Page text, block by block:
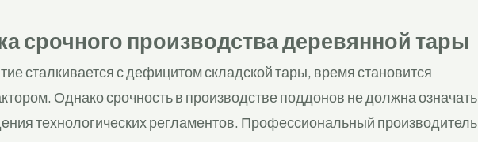
срочного производства деревянной тары
сталкивается с дефицитом складской тары, время становится
Однако срочность в производстве поддонов не должна означать
технологических регламентов. Профессиональный производитель